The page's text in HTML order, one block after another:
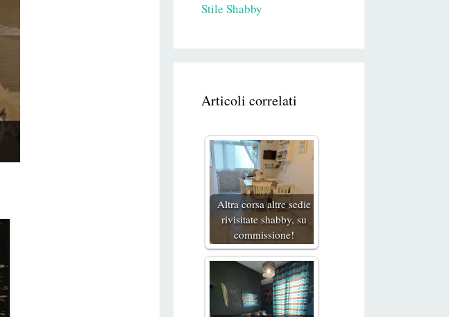
Stile Shabby
Articoli correlati
Altra corsa altre sedie
rivisitate shabby, su
commissione!